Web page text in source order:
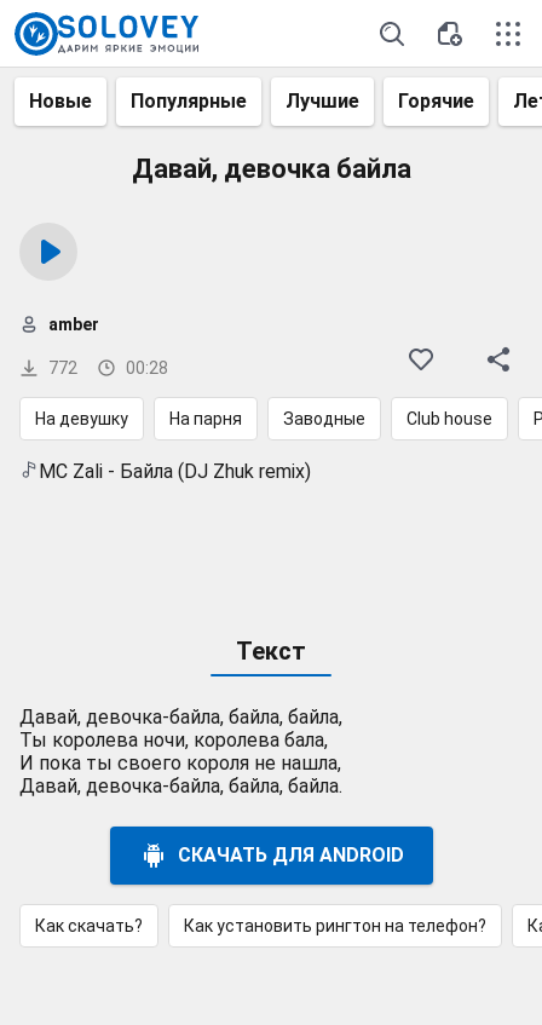
Новые Популярные Лучшие Горячие
Давай, девочка байла
772 00:28
amber
На девушку На парня Заводные Club house
MC Zali - Байла (DJ Zhuk remix)
Текст
Давай, девочка-байла, байла, байла,
Ты королева ночи, королева бала,
И пока ты своего короля не нашла,
Давай, девочка-байла, байла, байла.
СКАЧАТЬ ДЛЯ ANDROID
Как скачать? Как установить рингтон на телефон?